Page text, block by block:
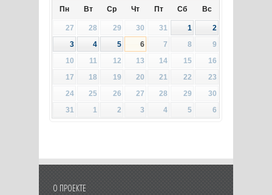
Пн Вт Ср Чт Пт Сб Вс
27 28 29 30 31 1
2
3
4 5 6 7 8
9
10
11 12 13 14 15
16
17
18 19 20 21 22
23
24
25 26 27 28 29
30
31
1 2 3 4 5 6
О ПРОЕКТЕ